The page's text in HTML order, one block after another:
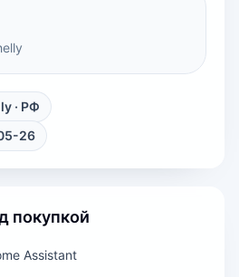
· РФ
26
покупкой
Assistant